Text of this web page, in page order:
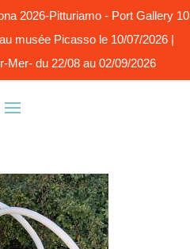
2026-Pitturiamo - Port Gallery 10
musée Picasso le 10/07/2026 |
Mer- du 22/08 au 02/09/2026